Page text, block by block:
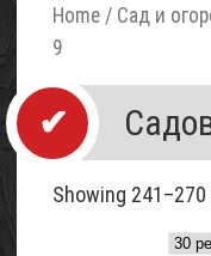
Home / Сад и
9
Showing